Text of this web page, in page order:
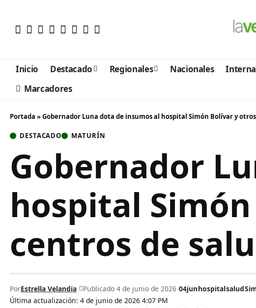
Inicio Destacado Regionales Nacionales
Marcadores
Portada »Gobernador Luna dota de insumos al hospital Simón Bolívar y
DESTACADO MATURÍN
Gobernador
hospital
centros de
Última actualización: 4 de junio de 2026 4:07 PM
PorEstrella Velandia Publicado 4 de junio de 2026 04junhospitalsalud